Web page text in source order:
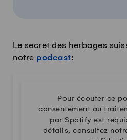
Le secret des herbages
notre podcast:
Pour écouter ce
consentement au
par Spotify est
détails, consultez